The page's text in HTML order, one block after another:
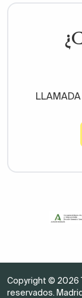
LLAMADA
Copyright © 2026
reservados.